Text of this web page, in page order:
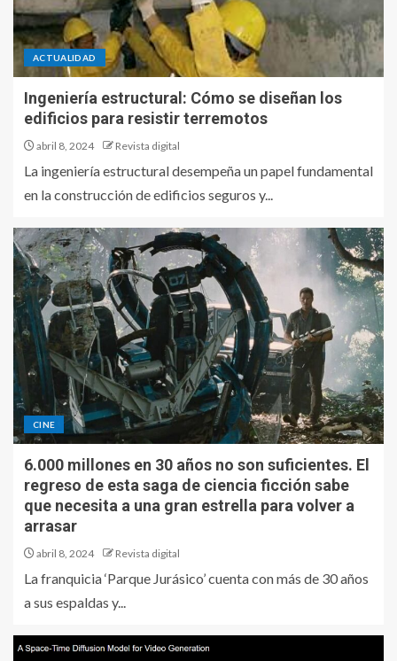
ACTUALIDAD
Ingeniería estructural: Cómo se diseñan los
edificios para resistir terremotos
abril 8, 2024 Revista digital
La ingeniería estructural desempeña un papel fundamental
en la construcción de edificios seguros y...
CINE
6.000 millones en 30 años no son suficientes. El
regreso de esta saga de ciencia ficción sabe
que necesita a una gran estrella para volver a
arrasar
abril 8, 2024 Revista digital
La franquicia ‘Parque Jurásico’ cuenta con más de 30 años
a sus espaldas y...